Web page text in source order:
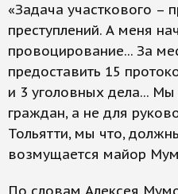
«Задача участкового –
преступлений. А меня
провоцирование... За
предоставить 15
и 3 уголовных дела...
граждан, а не для
Тольятти, мы что,
возмущается майор